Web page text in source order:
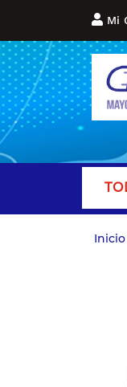
Mi
Inicio